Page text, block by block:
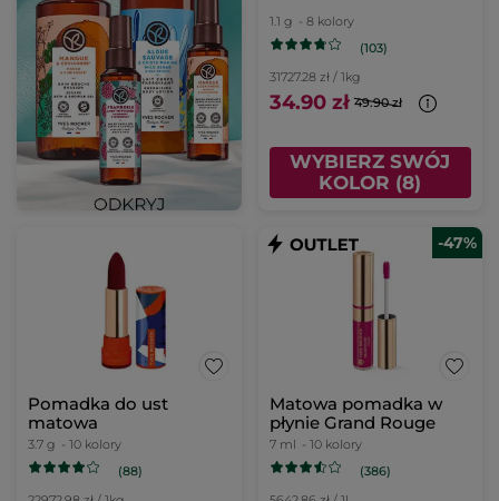
1.1 g - 8 kolory
(103)
31727.28 zł / 1kg
34.90 zł 49.90 zł
WYBIERZ SWÓJ
KOLOR (8)
Pomadka do ust
matowa
3.7 g - 10 kolory
(88)
-47%
Matowa pomadka w
płynie Grand Rouge
7 ml - 10 kolory
(386)